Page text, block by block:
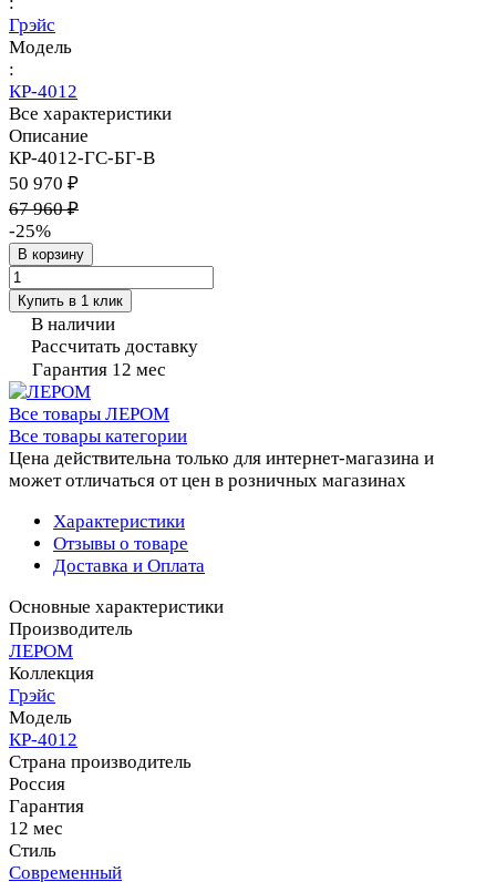
Грэйс
Модель
:
КР-4012
Все характеристики
Описание
КР-4012-ГС-БГ-В
50 970 ₽
67 960 ₽
-25%
В корзину
Купить в 1 клик
В наличии
Рассчитать доставку
Гарантия 12 мес
Все товары ЛЕРОМ
Все товары категории
Цена действительна только для интернет-магазина и
может отличаться от цен в розничных магазинах
Характеристики
Отзывы о товаре
Доставка и Оплата
Основные характеристики
Производитель
ЛЕРОМ
Коллекция
Грэйс
Модель
КР-4012
Страна производитель
Россия
Гарантия
12 мес
Стиль
Современный